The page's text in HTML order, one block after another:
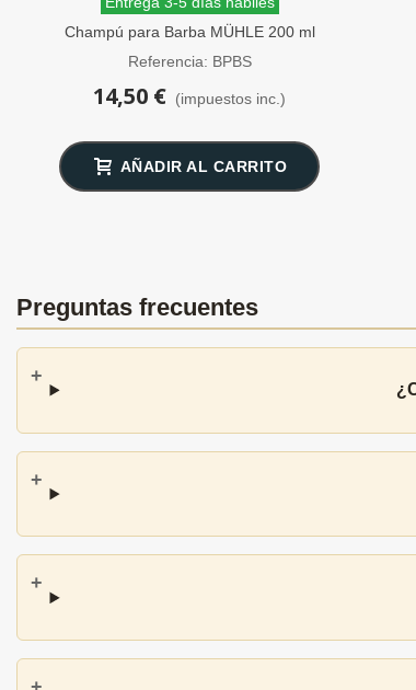
Champú para Barba MÜHLE 200 ml
Referencia: BPBS
14,50 € (impuestos inc.)
AÑADIR AL CARRITO
Preguntas frecuentes